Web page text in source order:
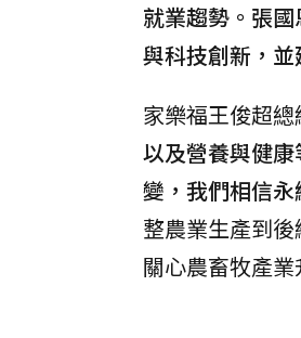
就業趨勢。張
與科技創新，
家樂福王俊超總
以及營養與健
變，我們相信
整農業生產到
關心農畜牧產